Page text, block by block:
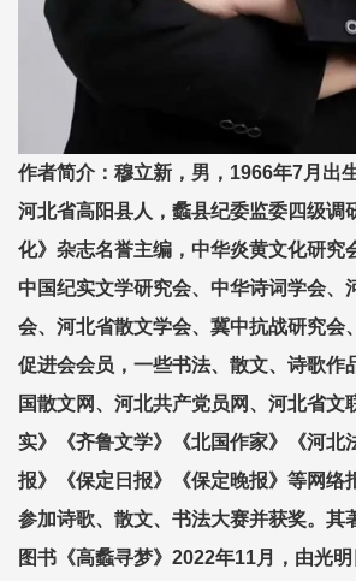
作者简介：穆立新，男，1966年7月出
河北省高阳县人，蠡县纪委监委四级调
化》杂志名誉主编，中华炎黄文化研究
中国纪实文学研究会、中华诗词学会、
会、河北省散文学会、冀中抗战研究会
促进会会员，一些书法、散文、诗歌作
国散文网、河北共产党员网、河北省文
实》《齐鲁文学》《北国作家》《河北
报》《保定日报》《保定晚报》等网络
参加诗歌、散文、书法大赛并获奖。其
图书《高蠡寻梦》2022年11月，由光